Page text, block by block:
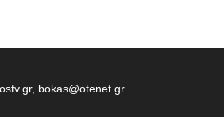
bokas@otenet.gr